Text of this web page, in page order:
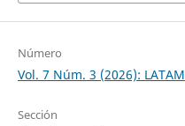
Número
Vol. 7 Núm. 3 (2026): LATAM
Sección